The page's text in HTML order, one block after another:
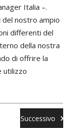
Italia –.
nostro ampio
differenti del
della nostra
di offrire la
utilizzo
Successivo